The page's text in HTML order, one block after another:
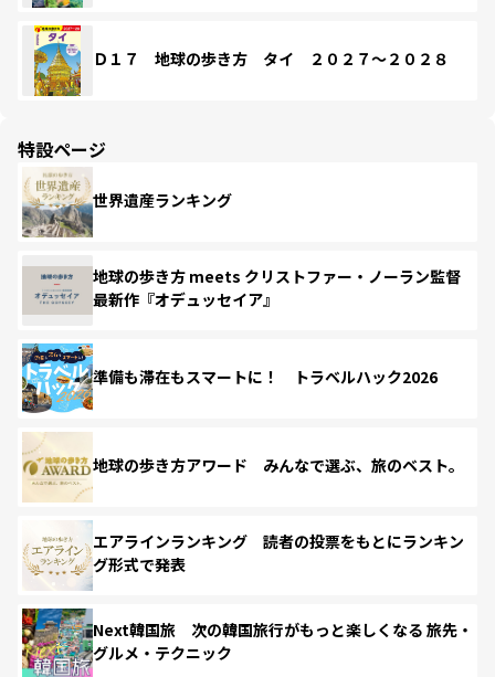
Ｄ１７ 地球の歩き方 タイ ２０２７～２０２８
特設ページ
世界遺産ランキング
地球の歩き方 meets クリストファー・ノーラン監督
最新作『オデュッセイア』
準備も滞在もスマートに！ トラベルハック2026
地球の歩き方アワード みんなで選ぶ、旅のベスト。
エアラインランキング 読者の投票をもとにランキン
グ形式で発表
Next韓国旅 次の韓国旅行がもっと楽しくなる 旅先・
グルメ・テクニック